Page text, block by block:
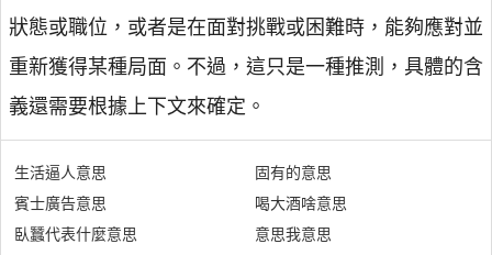
狀態或職位，或者是在面對挑戰或困難時，能夠應對並
重新獲得某種局面。不過，這只是一種推測，具體的含
義還需要根據上下文來確定。
生活逼人意思
賓士廣告意思
臥蠶代表什麼意思
固有的意思
喝大酒啥意思
意思我意思